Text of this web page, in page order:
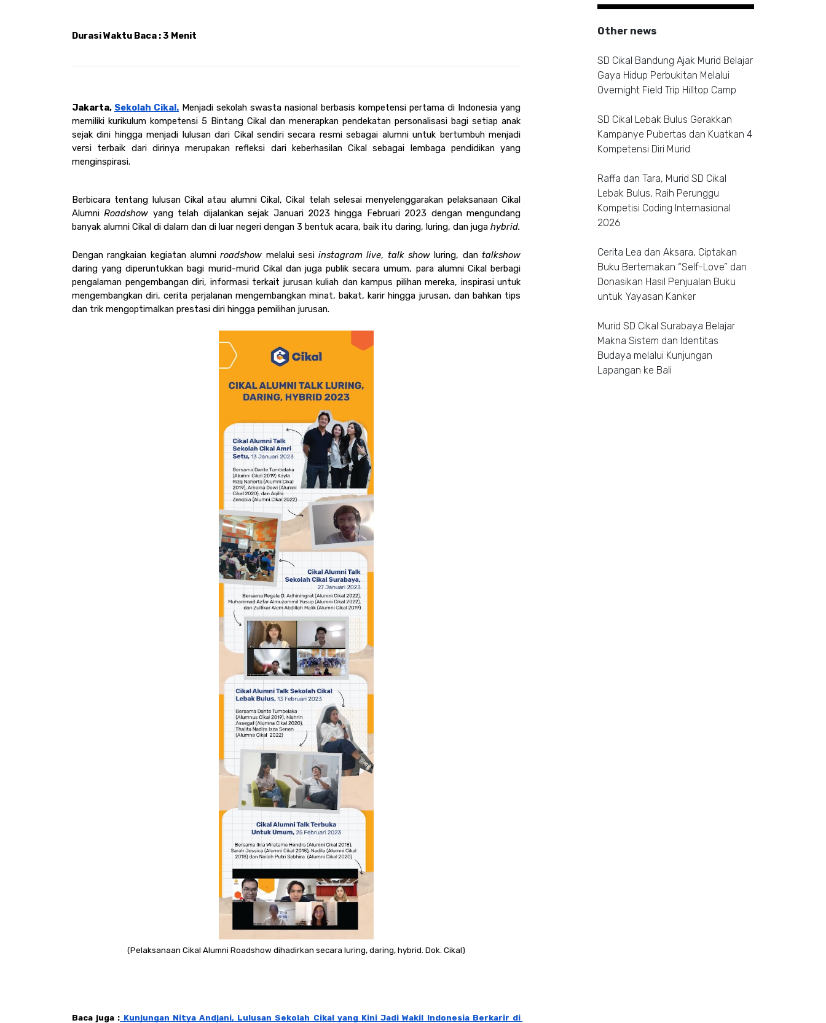
Durasi Waktu Baca : 3 Menit
Jakarta, Sekolah Cikal. Menjadi sekolah swasta nasional berbasis kompetensi pertama di Indonesia yang
memiliki kurikulum kompetensi 5 Bintang Cikal dan menerapkan pendekatan personalisasi bagi setiap anak
sejak dini hingga menjadi lulusan dari Cikal sendiri secara resmi sebagai alumni untuk bertumbuh menjadi
versi terbaik dari dirinya merupakan refleksi dari keberhasilan Cikal sebagai lembaga pendidikan yang
menginspirasi.
Berbicara tentang lulusan Cikal atau alumni Cikal, Cikal telah selesai menyelenggarakan pelaksanaan Cikal
Alumni Roadshow yang telah dijalankan sejak Januari 2023 hingga Februari 2023 dengan mengundang
banyak alumni Cikal di dalam dan di luar negeri dengan 3 bentuk acara, baik itu daring, luring, dan juga hybrid.
Dengan rangkaian kegiatan alumni roadshow melalui sesi instagram live, talk show luring, dan talkshow
daring yang diperuntukkan bagi murid-murid Cikal dan juga publik secara umum, para alumni Cikal berbagi
pengalaman pengembangan diri, informasi terkait jurusan kuliah dan kampus pilihan mereka, inspirasi untuk
mengembangkan diri, cerita perjalanan mengembangkan minat, bakat, karir hingga jurusan, dan bahkan tips
dan trik mengoptimalkan prestasi diri hingga pemilihan jurusan.
(Pelaksanaan Cikal Alumni Roadshow dihadirkan secara luring, daring, hybrid. Dok. Cikal)
Baca juga : Kunjungan Nitya Andjani, Lulusan Sekolah Cikal yang Kini Jadi Wakil Indonesia Berkarir di
Other news
SD Cikal Bandung Ajak Murid Belajar
Gaya Hidup Perbukitan Melalui
Overnight Field Trip Hilltop Camp
SD Cikal Lebak Bulus Gerakkan
Kampanye Pubertas dan Kuatkan 4
Kompetensi Diri Murid
Raffa dan Tara, Murid SD Cikal
Lebak Bulus, Raih Perunggu
Kompetisi Coding Internasional
2026
Cerita Lea dan Aksara, Ciptakan
Buku Bertemakan “Self-Love” dan
Donasikan Hasil Penjualan Buku
untuk Yayasan Kanker
Murid SD Cikal Surabaya Belajar
Makna Sistem dan Identitas
Budaya melalui Kunjungan
Lapangan ke Bali